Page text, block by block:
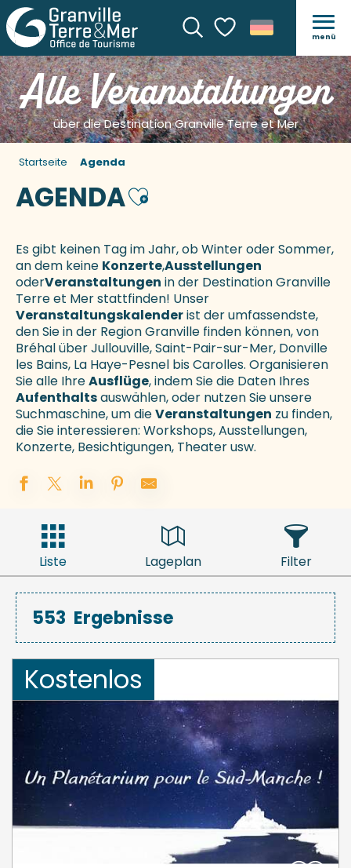
SucheVoir les favoris
menü
Alle Veranstaltungen
über die Destination Granville Terre et Mer
Startseite Agenda
AGENDAAjouter aux favoris
Es gibt keinen Tag im Jahr, ob Winter oder Sommer,
an dem keine Konzerte,Ausstellungen
oderVeranstaltungen in der Destination Granville
Terre et Mer stattfinden! Unser
Veranstaltungskalenderist der umfassendste,
den Sie in der Region Granville finden können, von
Bréhal über Jullouville, Saint-Pair-sur-Mer, Donville
les Bains, La Haye-Pesnel bis Carolles. Organisieren
Sie alle IhreAusflüge, indem Sie die Daten Ihres
Aufenthaltsauswählen, oder nutzen Sie unsere
Suchmaschine, um dieVeranstaltungen zu finden,
die Sie interessieren: Workshops, Ausstellungen,
Konzerte, Besichtigungen, Theater usw.
Liste Lageplan Filter
553 Ergebnisse
Kostenlos